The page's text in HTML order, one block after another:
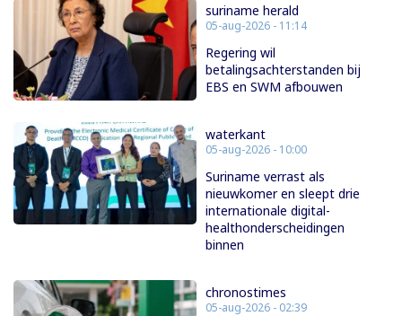
suriname herald
05-aug-2026 - 11:14
Regering wil
betalingsachterstanden bij
EBS en SWM afbouwen
waterkant
05-aug-2026 - 10:00
Suriname verrast als
nieuwkomer en sleept drie
internationale digital-
healthonderscheidingen
binnen
chronostimes
05-aug-2026 - 02:39